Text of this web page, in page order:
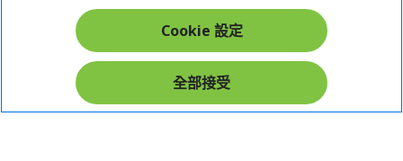
在社群上追蹤 Acer
Cookie 設定
全部接受